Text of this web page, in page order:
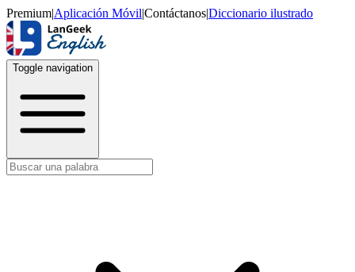
Premium|Aplicación Móvil|Contáctanos|Diccionario ilustrado
Toggle navigation